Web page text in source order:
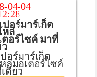
04-04
ปอร์มาร์เก็ต
หล่
ตอร์ไซค์ มาที่
ว
อร์มาร์เก็ต
ล่มอเตอร์ไซค์
ดียว